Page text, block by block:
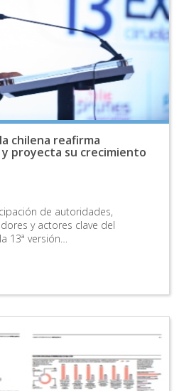
chilena reafirma
proyecta su crecimiento
de autoridades,
y actores clave del
13ª versión…